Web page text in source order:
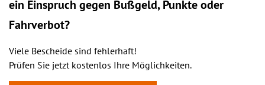
ein Einspruch gegen Bußgeld, Punkte oder
Fahrverbot?
Viele Bescheide sind fehlerhaft!
Prüfen Sie jetzt kostenlos Ihre Möglichkeiten.